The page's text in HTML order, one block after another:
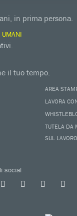
in prima persona.
il tuo tempo.
AREA
LAVORA
TUTELA DA
SUL LAVORO
social